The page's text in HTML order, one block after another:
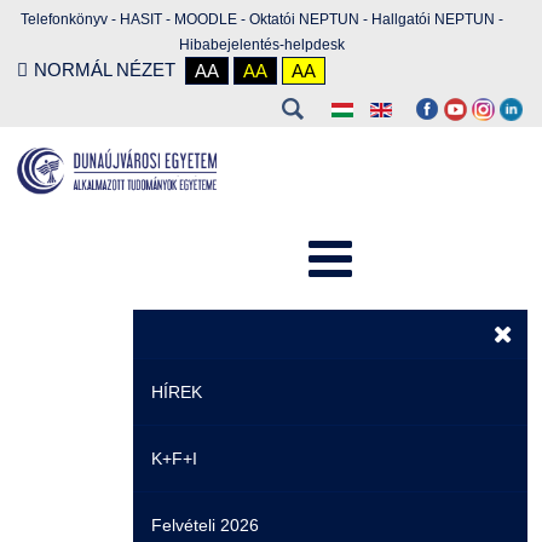
Telefonkönyv - HASIT - MOODLE - Oktatói NEPTUN - Hallgatói NEPTUN -
Hibabejelentés-helpdesk
NORMÁL NÉZET AA AA AA
HÍREK
Hírek
Események
K+F+I
Felvételi 2026